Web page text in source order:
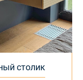
столик